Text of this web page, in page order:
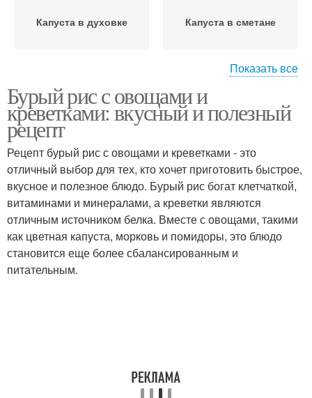
Капуста в духовке Капуста в сметане
Капуста в томате Капуста в панировке
Капуста с сыром Капуста с грибами
Капуста с орехами Цветная капуста
Показать все
Бурый рис с овощами и
креветками: вкусный и полезный
рецепт
Рецепт бурый рис с овощами и креветками - это
отличный выбор для тех, кто хочет приготовить быстрое,
вкусное и полезное блюдо. Бурый рис богат клетчаткой,
витаминами и минералами, а креветки являются
отличным источником белка. Вместе с овощами, такими
как цветная капуста, морковь и помидоры, это блюдо
становится еще более сбалансированным и
питательным.